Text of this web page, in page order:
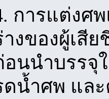
การแต่งศ
างของผู้เสี
อนนำบรรจุ
ดน้ำศพ แล